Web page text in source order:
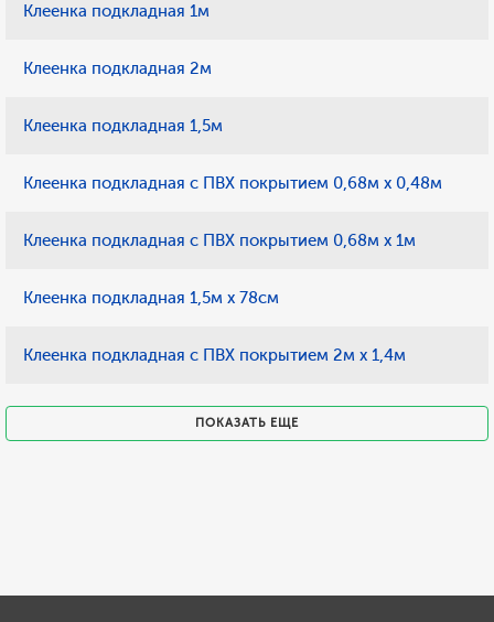
Клеенка подкладная 1м
Клеенка подкладная 2м
Клеенка подкладная 1,5м
Клеенка подкладная с ПВХ покрытием 0,68м х 0,48м
Клеенка подкладная с ПВХ покрытием 0,68м х 1м
Клеенка подкладная 1,5м х 78см
Клеенка подкладная с ПВХ покрытием 2м х 1,4м
ПОКАЗАТЬ ЕЩЕ